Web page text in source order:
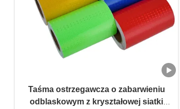
Taśma ostrzegawcza o zabarwieniu
odblaskowym z kryształowej siatki